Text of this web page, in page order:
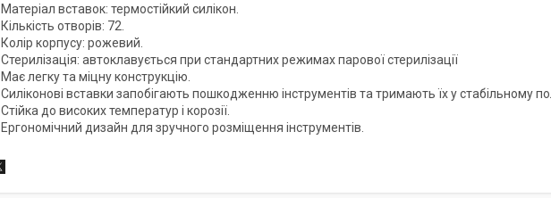
Матеріал вставок: термостійкий силікон.
Кількість отворів: 72.
Колір корпусу: рожевий.
Стерилізація: автоклавується при стандартних режимах парової стерилізації
Має легку та міцну конструкцію.
Силіконові вставки запобігають пошкодженню інструментів та тримають їх у стабільному
Стійка до високих температур і корозії.
Ергономічний дизайн для зручного розміщення інструментів.